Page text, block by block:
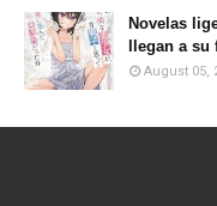
Novelas
llegan a su
August 05,